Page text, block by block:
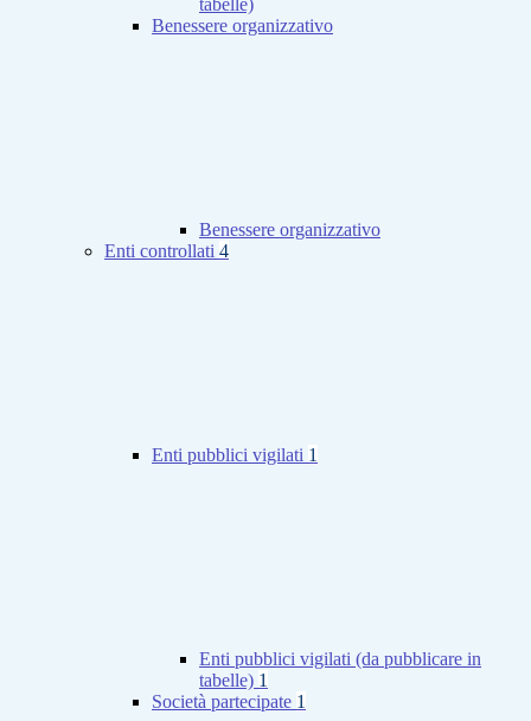
tabelle)
Benessere organizzativo
Benessere organizzativo
Enti controllati 4
Enti pubblici vigilati 1
Enti pubblici vigilati (da pubblicare in
tabelle) 1
Società partecipate 1